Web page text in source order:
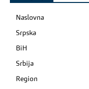
Naslovna
Srpska
BiH
Srbija
Region